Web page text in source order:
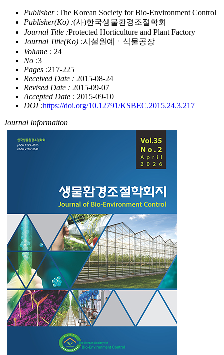
Publisher :The Korean Society for Bio-Environment Control
Publisher(Ko) :(사)한국생물환경조절학회
Journal Title :Protected Horticulture and Plant Factory
Journal Title(Ko) :시설원예ㆍ식물공장
Volume : 24
No :3
Pages :217-225
Received Date : 2015-08-24
Revised Date : 2015-09-07
Accepted Date : 2015-09-10
DOI :https://doi.org/10.12791/KSBEC.2015.24.3.217
Journal Informaiton